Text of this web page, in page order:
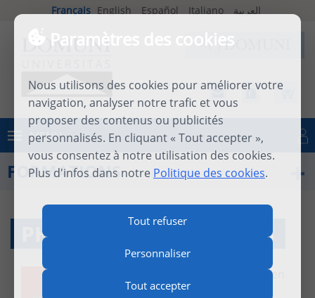
Paramètres des cookies
Nous utilisons des cookies pour améliorer votre
navigation, analyser notre trafic et vous
proposer des contenus ou publicités
personnalisés. En cliquant « Tout accepter »,
vous consentez à notre utilisation des cookies.
Plus d'infos dans notre Politique des cookies.
Tout refuser
Personnaliser
Tout accepter
Français English Español Italiano العربية
MENU Se connecter
FORMATIONS
PHD 1 DROITS HUMAINS
Condtion minimum : master en
Droit